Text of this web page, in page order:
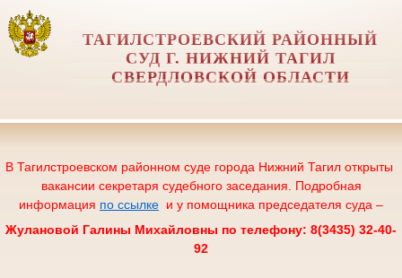
ТАГИЛСТРОЕВСКИЙ РАЙОННЫЙ
СУД Г. НИЖНИЙ ТАГИЛ
СВЕРДЛОВСКОЙ ОБЛАСТИ
В Тагилстроевском районном суде города Нижний Тагил открыты
вакансии секретаря судебного заседания. Подробная
информация по ссылке и у помощника председателя суда –
Жулановой Галины Михайловны по телефону: 8(3435) 32-40-
92